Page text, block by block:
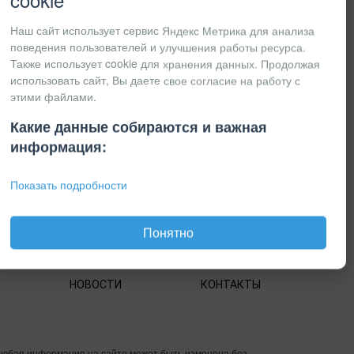
НОВОСТИ КОНТАКТЫ
Наш сайт использует сервис Яндекс Метрика для анализа
поведения пользователей и улучшения работы ресурса.
Также использует cookie для хранения данных. Продолжая
использовать сайт, Вы даете свое согласие на работу с
этими файлами.
Какие данные собираются и важная
информация:
Показать подробности
Понятно